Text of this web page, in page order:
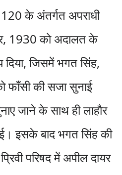
120 के अंतर्गत अपराधी
1930 को अदालत के
दिया, जिसमें भगत सिंह,
फाँसी की सजा सुनाई
जाने के साथ ही लाहौर
इसके बाद भगत सिंह की
परिषद में अपील दायर